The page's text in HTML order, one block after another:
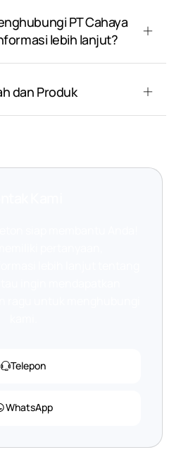
PT Cahaya
lebih lanjut?
dan Produk
Telepon
WhatsApp